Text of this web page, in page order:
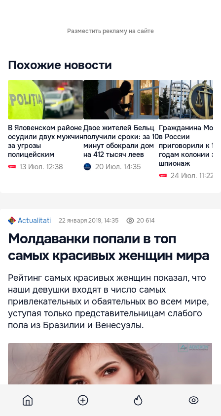
Разместить рекламу на сайте
Похожие новости
В Яловенском районе
осудили двух мужчин
за угрозы
полицейским
13 Июл. 12:38
Двое жителей Бельц
получили сроки: за 10
минут обокрали дом
на 412 тысяч леев
20 Июл. 14:35
Гражданина
в России
приговорили к 13
годам колонии за
шпионаж
24 Июл. 11:22
Actualitati 22 января 2019, 14:35 20 614
Молдаванки попали в топ
самых красивых женщин мира
Рейтинг самых красивых женщин показал, что
наши девушки входят в число самых
привлекательных и обаятельных во всем мире,
уступая только представительницам слабого
пола из Бразилии и Венесуэлы.